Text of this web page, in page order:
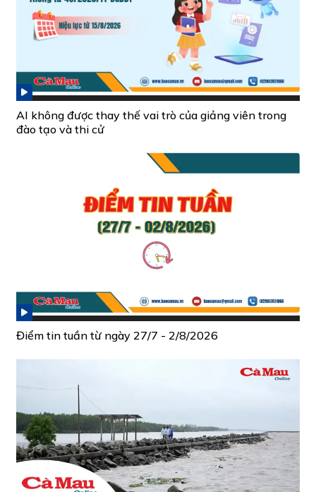
AI không được thay thế vai trò của giảng viên trong
đào tạo và thi cử
Điểm tin tuần từ ngày 27/7 - 2/8/2026